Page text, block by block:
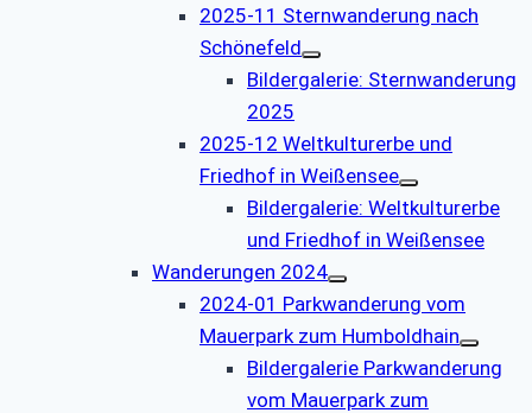
2025-11 Sternwanderung nach
Schönefeld
Bildergalerie: Sternwanderung
2025
2025-12 Weltkulturerbe und
Friedhof in Weißensee
Bildergalerie: Weltkulturerbe
und Friedhof in Weißensee
Wanderungen 2024
2024-01 Parkwanderung vom
Mauerpark zum Humboldhain
Bildergalerie Parkwanderung
vom Mauerpark zum